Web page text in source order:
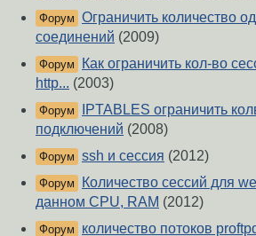
Форум Ограничить количество
соединений (2009)
Форум
Как ограничить кол-во
http... (2003)
Форум
IPTABLES ограничить
подключений (2008)
Форум ssh и сессия (2012)
Форум
Количество сессий для
данном CPU, RAM (2012)
Форум количество потоков